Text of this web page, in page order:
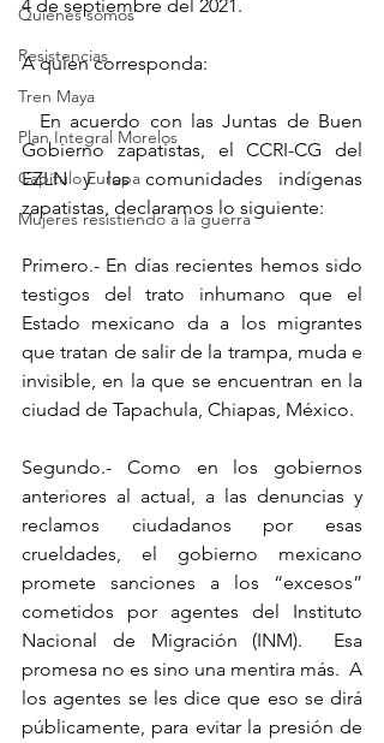
Quiénes somos
Resistencias
Tren Maya
Plan Integral Morelos
Capítulo Europa
Mujeres resistiendo a la guerra
4 de septiembre del 2021.
A quien corresponda:
Gobierno zapatistas, el CCRI-CG del
EZLN y las comunidades indígenas
zapatistas, declaramos lo siguiente:
Primero.- En días recientes hemos sido
testigos del trato inhumano que el
Estado mexicano da a los migrantes
que tratan de salir de la trampa, muda e
invisible, en la que se encuentran en la
ciudad de Tapachula, Chiapas, México.
Segundo.- Como en los gobiernos
anteriores al actual, a las denuncias y
reclamos ciudadanos por esas
crueldades, el gobierno mexicano
promete sanciones a los “excesos”
cometidos por agentes del Instituto
Nacional de Migración (INM).  Esa
promesa no es sino una mentira más.  A
los agentes se les dice que eso se dirá
públicamente, para evitar la presión de